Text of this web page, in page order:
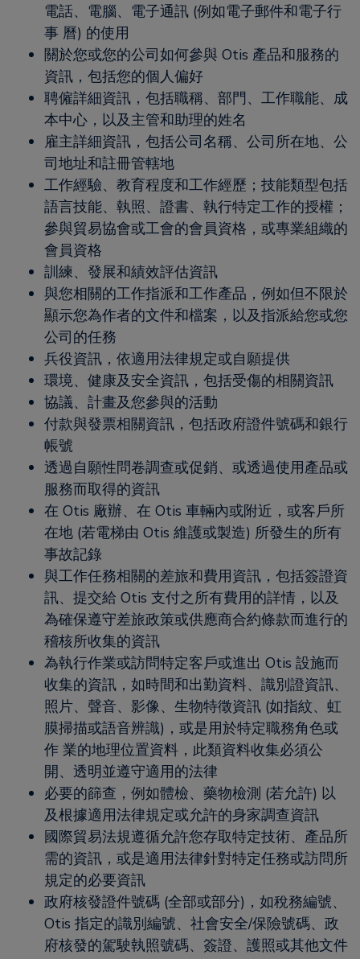
電話、電腦、電子通訊 (例如電子郵件和電子行
事 曆) 的使用
關於您或您的公司如何參與 Otis 產品和服務的
資訊，包括您的個人偏好
聘僱詳細資訊，包括職稱、部門、工作職能、成
本中心，以及主管和助理的姓名
雇主詳細資訊，包括公司名稱、公司所在地、公
司地址和註冊管轄地
工作經驗、教育程度和工作經歷；技能類型包括
語言技能、執照、證書、執行特定工作的授權；
參與貿易協會或工會的會員資格，或專業組織的
會員資格
訓練、發展和績效評估資訊
與您相關的工作指派和工作產品，例如但不限於
顯示您為作者的文件和檔案，以及指派給您或您
公司的任務
兵役資訊，依適用法律規定或自願提供
環境、健康及安全資訊，包括受傷的相關資訊
協議、計畫及您參與的活動
付款與發票相關資訊，包括政府證件號碼和銀行
帳號
透過自願性問卷調查或促銷、或透過使用產品或
服務而取得的資訊
在 Otis 廠辦、在 Otis 車輛內或附近，或客戶所
在地 (若電梯由 Otis 維護或製造) 所發生的所有
事故記錄
與工作任務相關的差旅和費用資訊，包括簽證資
訊、提交給 Otis 支付之所有費用的詳情，以及
為確保遵守差旅政策或供應商合約條款而進行的
稽核所收集的資訊
為執行作業或訪問特定客戶或進出 Otis 設施而
收集的資訊，如時間和出勤資料、識別證資訊、
照片、聲音、影像、生物特徵資訊 (如指紋、虹
膜掃描或語音辨識)，或是用於特定職務角色或
作 業的地理位置資料，此類資料收集必須公
開、透明並遵守適用的法律
必要的篩查，例如體檢、藥物檢測 (若允許) 以
及根據適用法律規定或允許的身家調查資訊
國際貿易法規遵循允許您存取特定技術、產品所
需的資訊，或是適用法律針對特定任務或訪問所
規定的必要資訊
政府核發證件號碼 (全部或部分)，如稅務編號、
Otis 指定的識別編號、社會安全/保險號碼、政
府核發的駕駛執照號碼、簽證、護照或其他文件